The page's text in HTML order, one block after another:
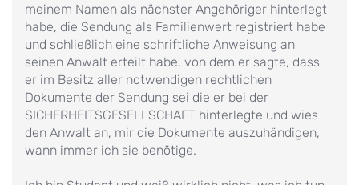
meinem Namen als nächster Angehöriger hinterlegt
habe, die Sendung als Familienwert registriert habe
und schließlich eine schriftliche Anweisung an
seinen Anwalt erteilt habe, von dem er sagte, dass
er im Besitz aller notwendigen rechtlichen
Dokumente der Sendung sei die er bei der
SICHERHEITSGESELLSCHAFT hinterlegte und wies
den Anwalt an, mir die Dokumente auszuhändigen,
wann immer ich sie benötige.